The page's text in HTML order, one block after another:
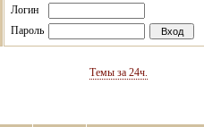
Логин
Пароль
Темы за 24ч.